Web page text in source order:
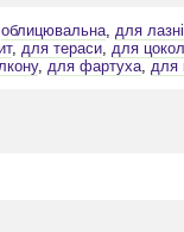
облицювальна, для
, для тераси, для
, для фартуха, для